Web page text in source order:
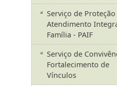
Serviço de Proteção
Atendimento
Família - PAIF
Serviço de
Fortalecimento de
Vínculos